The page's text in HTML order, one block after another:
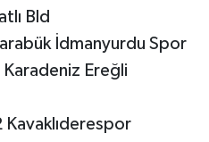
Bld
İdmanyurdu Spor
Ereğli